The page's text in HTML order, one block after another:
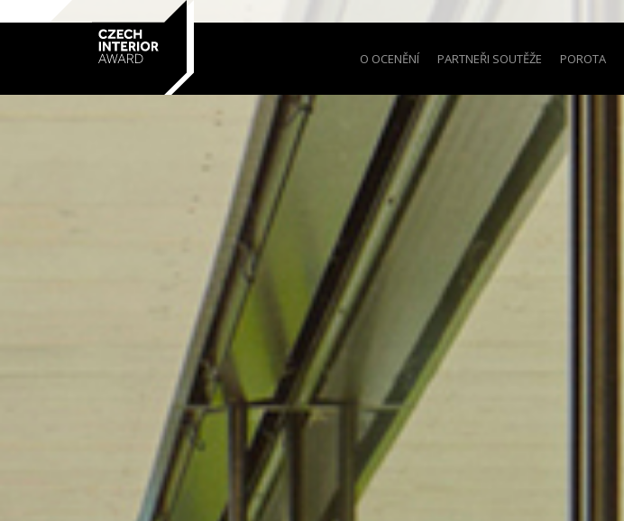
O OCENĚNÍ PARTNEŘI SOUTĚŽE POROTA